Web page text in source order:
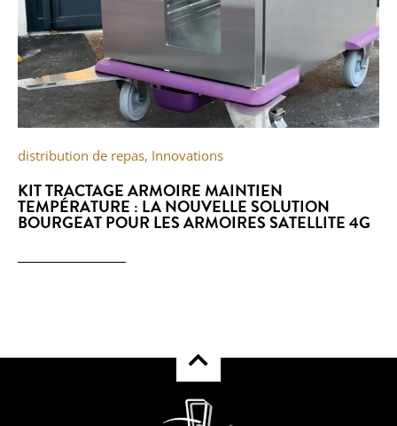
distribution de repas, Innovations
KIT TRACTAGE ARMOIRE MAINTIEN
TEMPÉRATURE : LA NOUVELLE SOLUTION
BOURGEAT POUR LES ARMOIRES SATELLITE 4G